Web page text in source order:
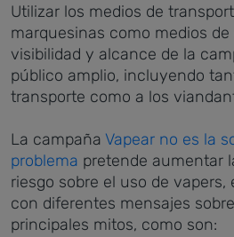
Utilizar los medios de
marquesinas como medios
visibilidad y alcance de la
público amplio, incluyendo
transporte como a los
La campaña Vapear no es la
problema pretende aumentar
riesgo sobre el uso de
con diferentes mensajes
principales mitos, como son: